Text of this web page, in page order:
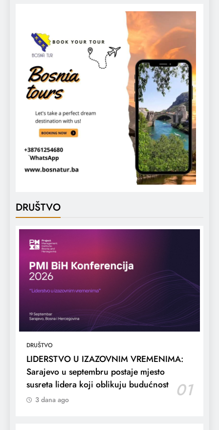
DRUŠTVO
DRUŠTVO
LIDERSTVO U IZAZOVNIM VREMENIMA:
Sarajevo u septembru postaje mjesto
susreta lidera koji oblikuju budućnost
01
3 dana ago